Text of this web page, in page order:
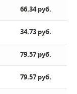
66.34 руб.
34.73 руб.
79.57 руб.
79.57 руб.